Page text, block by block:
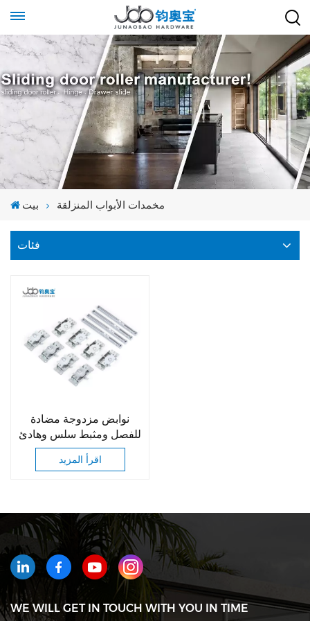
بيت مخمدات الأبواب المنزلقة
فئات
نوابض مزدوجة مضادة
للفصل ومثبط سلس وهادئ
اقرأ المزيد
WE WILL GET IN TOUCH WITH YOU IN TIME